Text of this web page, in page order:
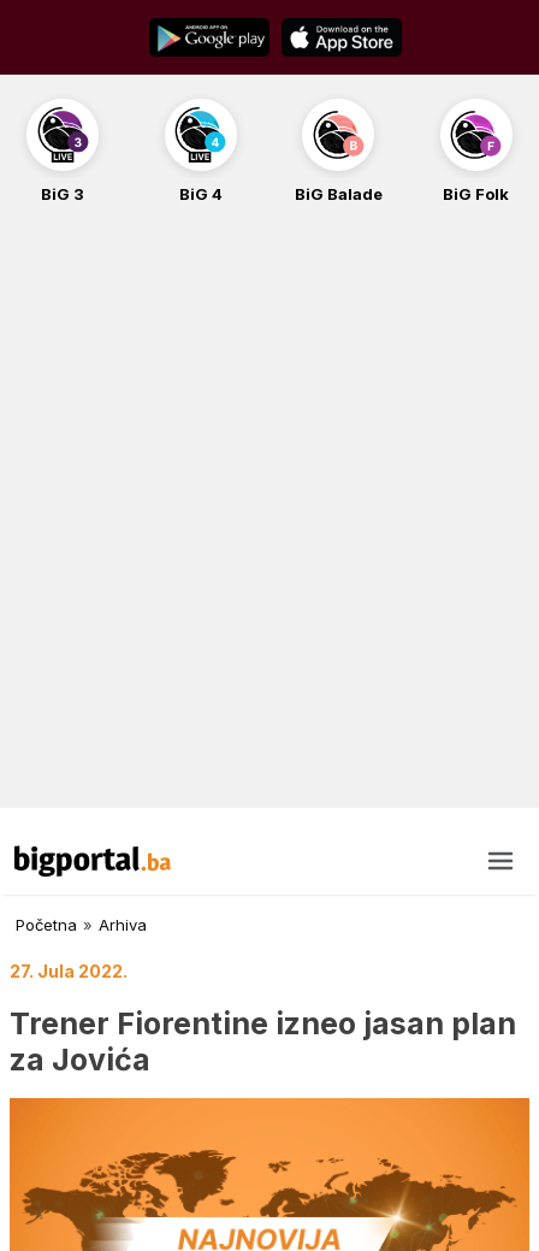
content
BiG 3 BiG 4 BiG Balade BiG Folk
Početna » Arhiva
27. Jula 2022.
Trener Fiorentine izneo jasan plan
za Jovića